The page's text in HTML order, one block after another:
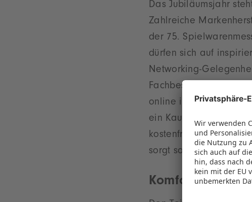
Das Jubiläumsjahr
Zahlreiche
der 75.
dürfen sich auf
Networking-
Fachbesucherinnen
online im
Ticketshop
ein Kauf vor Ort ist
kostenfreien Nutzung
sorgt so für eine
Komfortabel